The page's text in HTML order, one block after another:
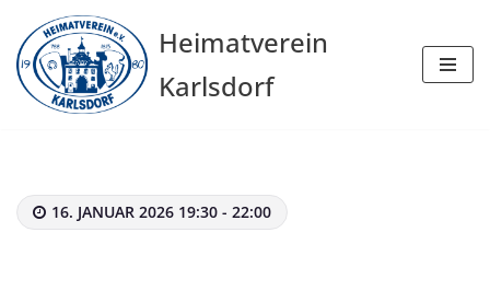
Zum
Inhalt
springen
Heimatverein
Karlsdorf
16. JANUAR 2026 19:30 - 22:00